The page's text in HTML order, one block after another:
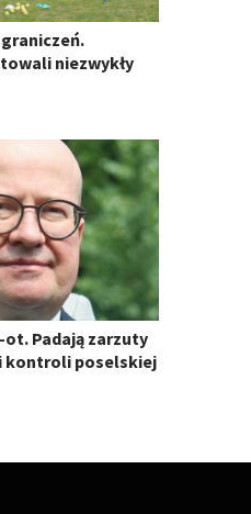
niezwykły
ot. Padają zarzuty
kontroli poselskiej